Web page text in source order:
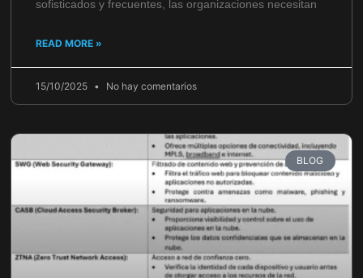
sofisticados y frecuentes, las organizaciones necesitan
READ MORE »
15/10/2025 No hay comentarios
BLOG